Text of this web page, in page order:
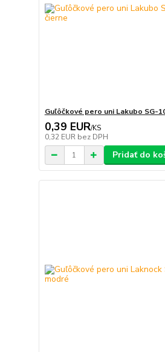
Guľôčkové pero uni Lakubo SG-
0,39 EUR/KS
0,32 EUR bez DPH
Pridať do